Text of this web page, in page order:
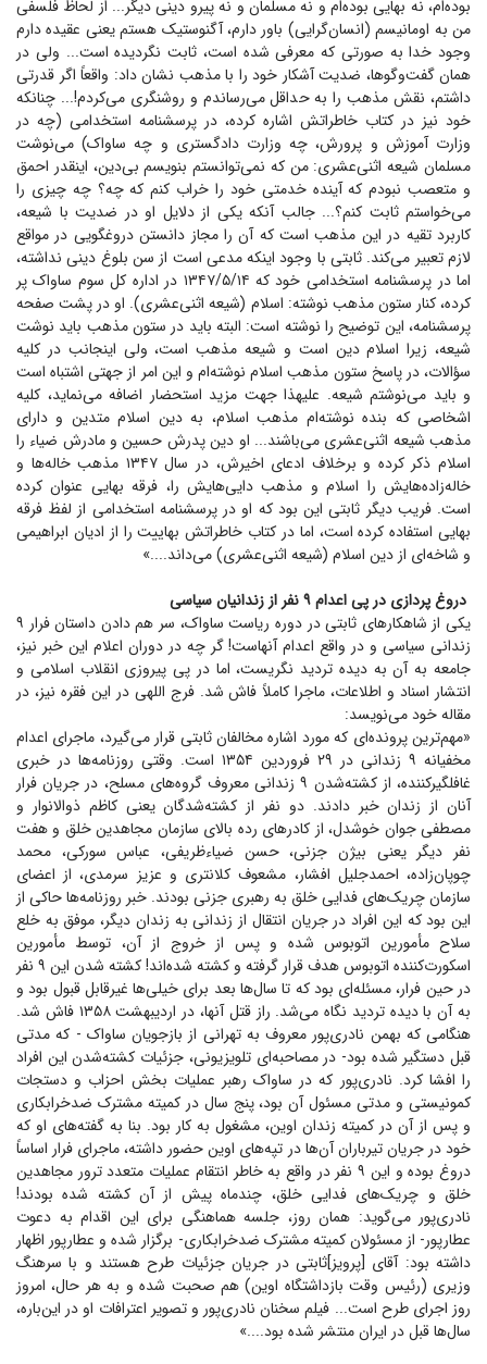
بوده‌ام، نه بهایی بوده‌ام و نه مسلمان و نه پیرو دینی دیگر... از لحاظ فلسفی
من به اومانیسم (انسان‌گرایی) باور دارم، آگنوستیک هستم یعنی عقیده دارم
وجود خدا به صورتی که معرفی شده است، ثابت نگردیده است... ولی در
همان گفت‌وگوها، ضدیت آشکار خود را با مذهب نشان داد: واقعاً اگر قدرتی
داشتم، نقش مذهب را به حداقل می‌رساندم و روشنگری می‌کردم!... چنانکه
خود نیز در کتاب خاطراتش اشاره کرده، در پرسشنامه استخدامی (چه در
وزارت آموزش و پرورش، چه وزارت دادگستری و چه ساواک) می‌نوشت
مسلمان شیعه اثنی‌عشری: من که نمی‌توانستم بنویسم بی‌دین، اینقدر احمق
و متعصب نبودم که آینده خدمتی خود را خراب کنم که چه؟ چه چیزی را
می‌خواستم ثابت کنم؟... جالب آنکه یکی از دلایل او در ضدیت با شیعه،
کاربرد تقیه در این مذهب است که آن را مجاز دانستن دروغگویی در مواقع
لازم تعبیر می‌کند. ثابتی با وجود اینکه مدعی است از سن بلوغ دینی نداشته،
اما در پرسشنامه استخدامی خود که ۱۳۴۷/۵/۱۴ در اداره کل سوم ساواک پر
کرده، کنار ستون مذهب نوشته: اسلام (شیعه اثنی‌عشری). او در پشت صفحه
پرسشنامه، این توضیح را نوشته است: البته باید در ستون مذهب باید نوشت
شیعه، زیرا اسلام دین است و شیعه مذهب است، ولی اینجانب در کلیه
سؤالات، در پاسخ ستون مذهب اسلام نوشته‌ام و این امر از جهتی اشتباه است
و باید می‌نوشتم شیعه. علیهذا جهت مزید استحضار اضافه می‌نماید، کلیه
اشخاصی که بنده نوشته‌ام مذهب اسلام، به دین اسلام متدین و دارای
مذهب شیعه اثنی‌عشری می‌باشند... او دین پدرش حسین و مادرش ضیاء را
اسلام ذکر کرده و برخلاف ادعای اخیرش، در سال ۱۳۴۷ مذهب خاله‌ها و
خاله‌زاده‌هایش را اسلام و مذهب دایی‌هایش را، فرقه بهایی عنوان کرده
است. فریب دیگر ثابتی این بود که او در پرسشنامه استخدامی از لفظ فرقه
بهایی استفاده کرده است، اما در کتاب خاطراتش بهاییت را از ادیان ابراهیمی
و شاخه‌ای از دین اسلام (شیعه اثنی‌عشری) می‌داند....»
دروغ پردازی در پی اعدام ۹ نفر از زندانیان سیاسی
یکی از شاهکار‌های ثابتی در دوره ریاست ساواک، سر هم دادن داستان فرار ۹
زندانی سیاسی و در واقع اعدام آنهاست! گر چه در دوران اعلام این خبر نیز،
جامعه به آن به دیده تردید نگریست، اما در پی پیروزی انقلاب اسلامی و
انتشار اسناد و اطلاعات، ماجرا کاملاً فاش شد. فرج اللهی در این فقره نیز، در
مقاله خود می‌نویسد:
«مهم‌ترین پرونده‌ای که مورد اشاره مخالفان ثابتی قرار می‌گیرد، ماجرای اعدام
مخفیانه ۹ زندانی در ۲۹ فروردین ۱۳۵۴ است. وقتی روزنامه‌ها در خبری
غافلگیرکننده، از کشته‌شدن ۹ زندانی معروف گروه‌های مسلح، در جریان فرار
آنان از زندان خبر دادند. دو نفر از کشته‌شدگان یعنی کاظم ذوالانوار و
مصطفی جوان خوشدل، از کادر‌های رده بالای سازمان مجاهدین خلق و هفت
نفر دیگر یعنی بیژن جزنی، حسن ضیاءظریفی، عباس سورکی، محمد
چوپان‌زاده، احمدجلیل افشار، مشعوف کلانتری و عزیز سرمدی، از اعضای
سازمان چریک‌های فدایی خلق به رهبری جزنی بودند. خبر روزنامه‌ها حاکی از
این بود که این افراد در جریان انتقال از زندانی به زندان دیگر، موفق به خلع
سلاح مأمورین اتوبوس شده و پس از خروج از آن، توسط مأمورین
اسکورت‌کننده اتوبوس هدف قرار گرفته و کشته شده‌اند! کشته شدن این ۹ نفر
در حین فرار، مسئله‌ای بود که تا سال‌ها بعد برای خیلی‌ها غیرقابل قبول بود و
به آن با دیده تردید نگاه می‌شد. راز قتل آنها، در اردیبهشت ۱۳۵۸ فاش شد.
هنگامی که بهمن نادری‌پور معروف به تهرانی از بازجویان ساواک - که مدتی
قبل دستگیر شده بود- در مصاحبه‌ای تلویزیونی، جزئیات کشته‌شدن این افراد
را افشا کرد. نادری‌پور که در ساواک رهبر عملیات بخش احزاب و دستجات
کمونیستی و مدتی مسئول آن بود، پنج سال در کمیته مشترک ضدخرابکاری
و پس از آن در کمیته زندان اوین، مشغول به کار بود. بنا به گفته‌های او که
خود در جریان تیرباران آن‌ها در تپه‌های اوین حضور داشته، ماجرای فرار اساساً
دروغ بوده و این ۹ نفر در واقع به خاطر انتقام عملیات متعدد ترور مجاهدین
خلق و چریک‌های فدایی خلق، چندماه پیش از آن کشته شده بودند!
نادری‌پور می‌گوید: همان روز، جلسه هماهنگی برای این اقدام به دعوت
عطارپور- از مسئولان کمیته مشترک ضدخرابکاری- برگزار شده و عطارپور اظهار
داشته بود: آقای [پرویز]ثابتی در جریان جزئیات طرح هستند و با سرهنگ
وزیری (رئیس وقت بازداشتگاه اوین) هم صحبت شده و به هر حال، امروز
روز اجرای طرح است... فیلم سخنان نادری‌پور و تصویر اعترافات او در این‌باره،
سال‌ها قبل در ایران منتشر شده بود....»